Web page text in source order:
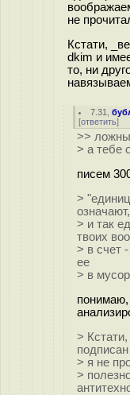
не
Кстати,
dkim и
то, ни
7.31 ,
[ответить]
>>
> а тебе
писем
>
> и так
твоих
> в счет
ее
> в
понимаю,
>
> я не
>